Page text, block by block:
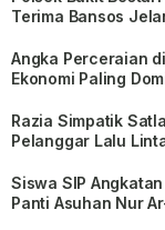
Terima Bansos
Angka Perceraian
Ekonomi Paling
Razia Simpatik
Pelanggar Lalu
Siswa SIP
Panti Asuhan Nur